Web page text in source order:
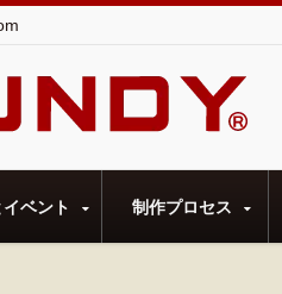
ベント 制作プロセス